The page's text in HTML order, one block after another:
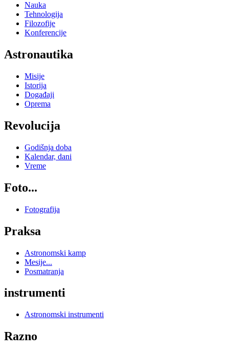
Nauka
Tehnologija
Filozofije
Konferencije
Astronautika
Misije
Istorija
Događaji
Oprema
Revolucija
Godišnja doba
Kalendar, dani
Vreme
Foto...
Fotografija
Praksa
Astronomski kamp
Mesije...
Posmatranja
instrumenti
Astronomski instrumenti
Razno